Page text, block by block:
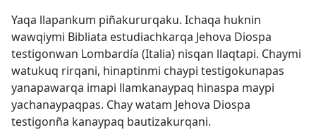
Yaqa llapankum piñakururqaku. Ichaqa huknin
wawqiymi Bibliata estudiachkarqa Jehova Diospa
testigonwan Lombardía (Italia) nisqan llaqtapi. Chaymi
watukuq rirqani, hinaptinmi chaypi testigokunapas
yanapawarqa imapi llamkanaypaq hinaspa maypi
yachanaypaqpas. Chay watam Jehova Diospa
testigonña kanaypaq bautizakurqani.